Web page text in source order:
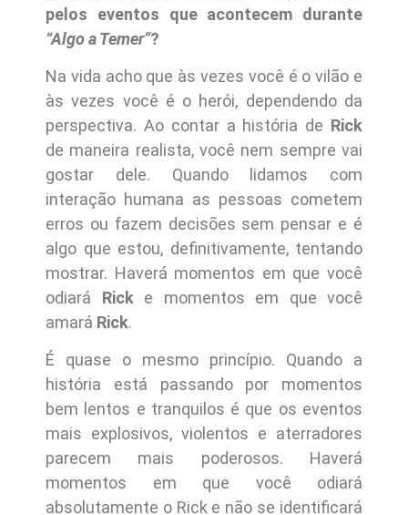
pelos eventos que acontecem durante
“Algo a Temer”?
Na vida acho que às vezes você é o vilão e
às vezes você é o herói, dependendo da
perspectiva. Ao contar a história de Rick
de maneira realista, você nem sempre vai
gostar dele. Quando lidamos com
interação humana as pessoas cometem
erros ou fazem decisões sem pensar e é
algo que estou, definitivamente, tentando
mostrar. Haverá momentos em que você
odiará Rick e momentos em que você
amará Rick.
É quase o mesmo princípio. Quando a
história está passando por momentos
bem lentos e tranquilos é que os eventos
mais explosivos, violentos e aterradores
parecem mais poderosos. Haverá
momentos em que você odiará
absolutamente o Rick e não se identificará